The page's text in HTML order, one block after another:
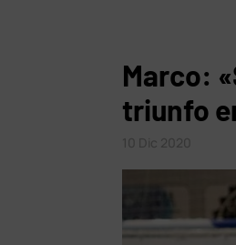
Marco:
triunfo